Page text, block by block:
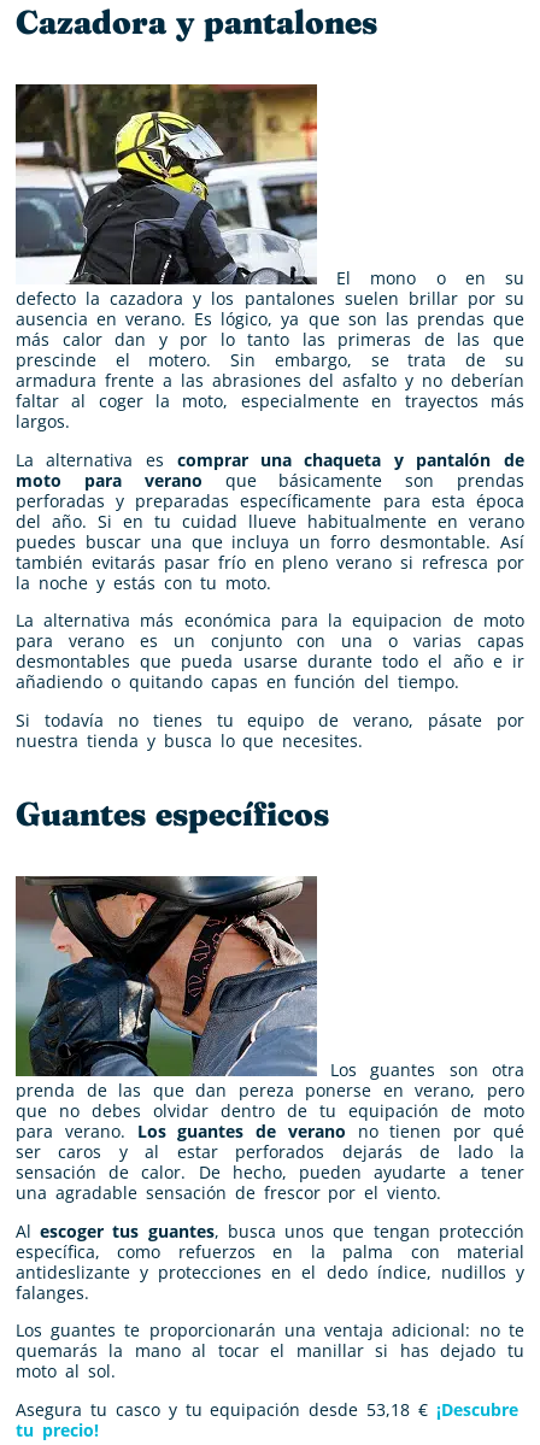
Cazadora y pantalones
El mono o en su
defecto la cazadora y los pantalones suelen brillar por su
ausencia en verano. Es lógico, ya que son las prendas que
más calor dan y por lo tanto las primeras de las que
prescinde el motero. Sin embargo, se trata de su
armadura frente a las abrasiones del asfalto y no deberían
faltar al coger la moto, especialmente en trayectos más
largos.
La alternativa es comprar una chaqueta y pantalón de
moto para verano que básicamente son prendas
perforadas y preparadas específicamente para esta época
del año. Si en tu cuidad llueve habitualmente en verano
puedes buscar una que incluya un forro desmontable. Así
también evitarás pasar frío en pleno verano si refresca por
la noche y estás con tu moto.
La alternativa más económica para la equipacion de moto
para verano es un conjunto con una o varias capas
desmontables que pueda usarse durante todo el año e ir
añadiendo o quitando capas en función del tiempo.
Si todavía no tienes tu equipo de verano, pásate por
nuestra tienda y busca lo que necesites.
Guantes específicos
Los guantes son otra
prenda de las que dan pereza ponerse en verano, pero
que no debes olvidar dentro de tu equipación de moto
para verano. Los guantes de verano no tienen por qué
ser caros y al estar perforados dejarás de lado la
sensación de calor. De hecho, pueden ayudarte a tener
una agradable sensación de frescor por el viento.
Alescoger tus guantes, busca unos que tengan protección
específica, como refuerzos en la palma con material
antideslizante y protecciones en el dedo índice, nudillos y
falanges.
Los guantes te proporcionarán una ventaja adicional: no te
quemarás la mano al tocar el manillar si has dejado tu
moto al sol.
Asegura tu casco y tu equipación desde 53,18 € ¡Descubre
tu precio!